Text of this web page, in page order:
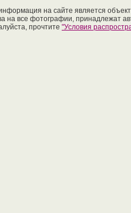
на сайте является
на все фотографии, принадлежат
прочтите "Условия